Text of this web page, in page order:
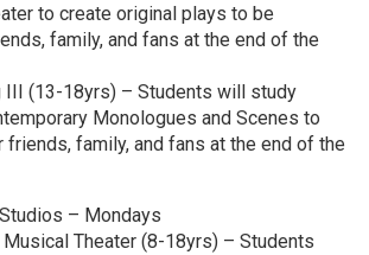
to create original plays to be
family, and fans at the end of the
III (13-18yrs) – Students will study
Monologues and Scenes to
family, and fans at the end of the
– Mondays
Theater (8-18yrs) – Students